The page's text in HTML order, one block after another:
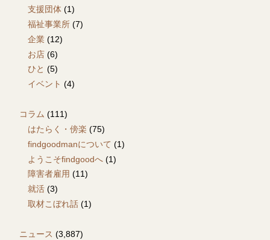
支援団体 (1)
福祉事業所 (7)
企業 (12)
お店 (6)
ひと (5)
イベント (4)
コラム (111)
はたらく・傍楽 (75)
findgoodmanについて (1)
ようこそfindgoodへ (1)
障害者雇用 (11)
就活 (3)
取材こぼれ話 (1)
ニュース (3,887)